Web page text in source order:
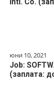
юни 10, 2021
Job:
(заплата: